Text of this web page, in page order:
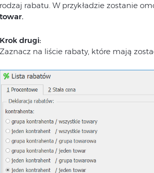
rodzaj rabatu. W przykładzie zostanie
towar.
Krok drugi:
Zaznacz na liście rabaty, które mają